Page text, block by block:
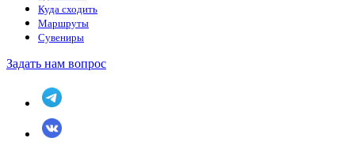
Куда сходить
Маршруты
Сувениры
Задать нам вопрос